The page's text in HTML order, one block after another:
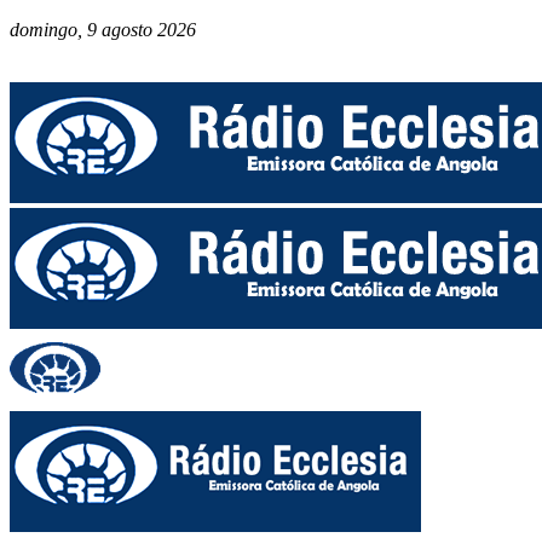
domingo, 9 agosto 2026